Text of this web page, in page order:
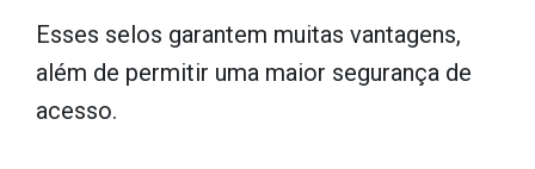
Esses selos garantem muitas vantagens,
além de permitir uma maior segurança de
acesso.